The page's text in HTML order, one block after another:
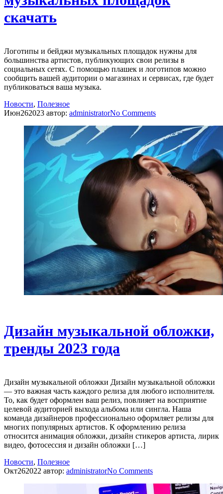
скачать
Логотипы и бейджи музыкальных площадок нужны для
большинства артистов, публикующих свои релизы в
социальных сетях. С помощью плашек и логотипов можно
сообщить вашей аудитории о магазинах и сервисах, где будет
публиковаться ваша музыка.
Новости, Полезное
Июн262023 автор: administratorNo Comments
Дизайн музыкальной обложки,
тренды 2023 года
Дизайн музыкальной обложки Дизайн музыкальной обложки
— это важная часть каждого релиза для любого исполнителя.
То, как будет оформлен ваш релиз, повлияет на восприятие
целевой аудиторией выхода альбома или сингла. Наша
команда дизайнеров профессионально оформляет релизы для
многих популярных артистов. К оформлению релиза
относится анимация обложки, дизайн стикеров артиста, лирик
видео, фотосессия и дизайн обложки […]
Новости, Полезное
Окт262022 автор: administratorNo Comments